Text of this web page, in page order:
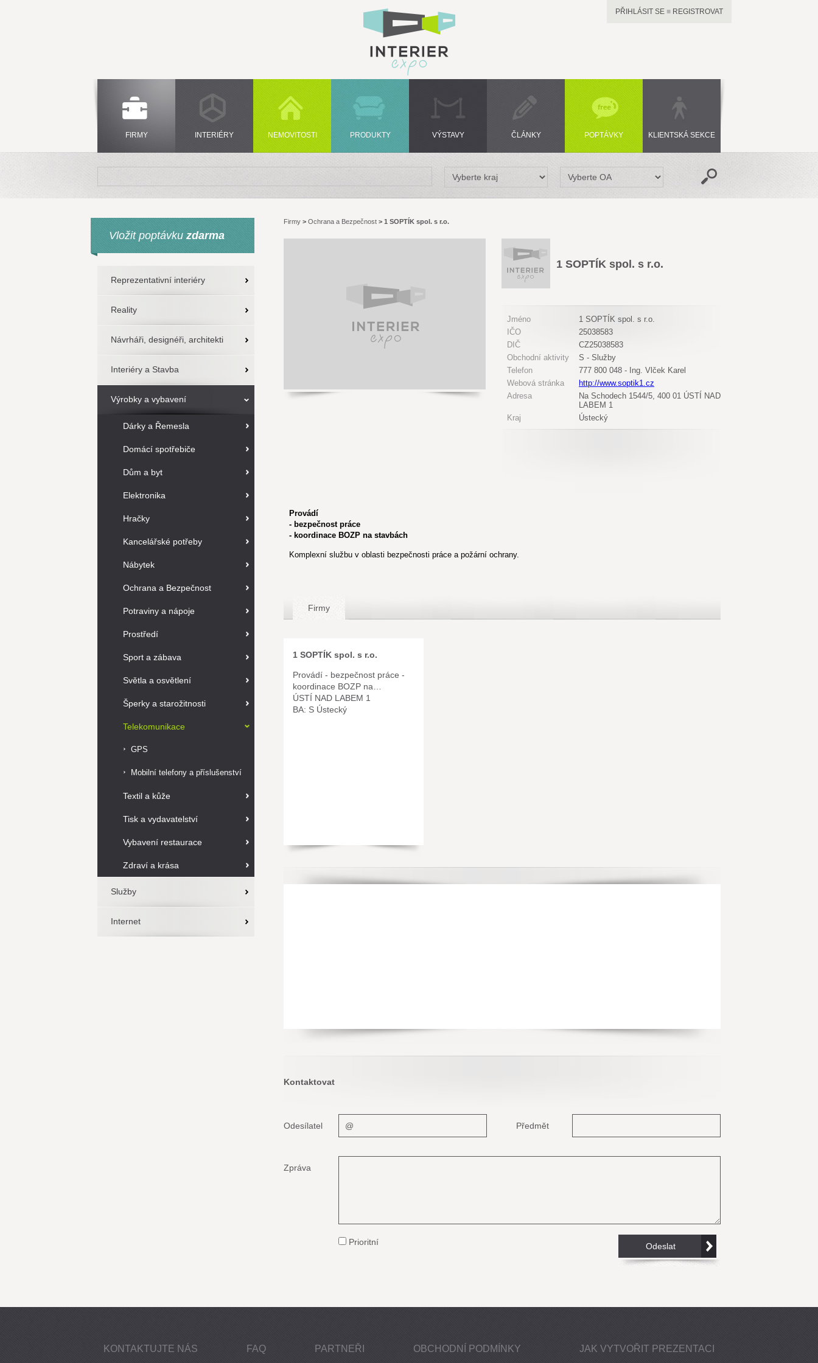
PŘIHLÁSIT SE ■ REGISTROVAT
FIRMY INTERIÉRY NEMOVITOSTI PRODUKTY VÝSTAVY ČLÁNKY POPTÁVKY KLIENTSKÁ SEKCE
Vložit poptávku zdarma
Reprezentativní interiéry
Reality
Návrháři, designéři, architekti
Interiéry a Stavba
Výrobky a vybavení
Dárky a Řemesla
Domácí spotřebiče
Dům a byt
Elektronika
Hračky
Kancelářské potřeby
Nábytek
Ochrana a Bezpečnost
Potraviny a nápoje
Prostředí
Sport a zábava
Světla a osvětlení
Šperky a starožitnosti
Telekomunikace
GPS
Mobilní telefony a příslušenství
Textil a kůže
Tisk a vydavatelství
Vybavení restaurace
Zdraví a krása
Služby
Internet
Firmy > Ochrana a Bezpečnost > 1 SOPTÍK spol. s r.o.
1 SOPTÍK spol. s r.o.
Jméno
1 SOPTÍK spol. s r.o.
IČO
25038583
DIČ
CZ25038583
Obchodní aktivity
S - Služby
Telefon
777 800 048 - Ing. Vlček Karel
Webová stránka
http://www.soptik1.cz
Adresa
Na Schodech 1544/5, 400 01 ÚSTÍ NAD
LABEM 1
Kraj
Ústecký
Provádí
- bezpečnost práce
- koordinace BOZP na stavbách
Komplexní službu v oblasti bezpečnosti práce a požární ochrany.
Firmy
1 SOPTÍK spol. s r.o.
Provádí - bezpečnost práce -
koordinace BOZP na…
ÚSTÍ NAD LABEM 1
BA: S Ústecký
Kontaktovat
Odesílatel Předmět
Zpráva
Prioritní
KONTAKTUJTE NÁS FAQ PARTNEŘI OBCHODNÍ PODMÍNKY JAK VYTVOŘIT PREZENTACI